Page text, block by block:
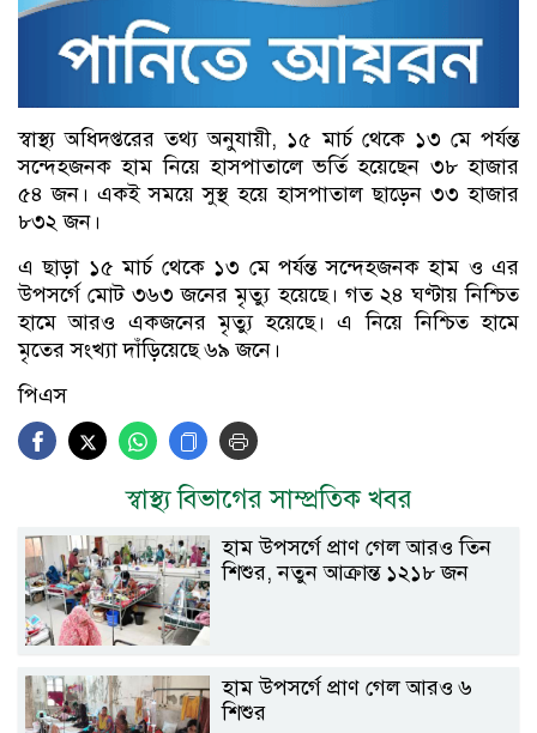
স্বাস্থ্য অধিদপ্তরের তথ্য অনুযায়ী, ১৫ মার্চ থেকে ১৩ মে পর্যন্ত
সন্দেহজনক হাম নিয়ে হাসপাতালে ভর্তি হয়েছেন ৩৮ হাজার
৫৪ জন। একই সময়ে সুস্থ হয়ে হাসপাতাল ছাড়েন ৩৩ হাজার
৮৩২ জন।
এ ছাড়া ১৫ মার্চ থেকে ১৩ মে পর্যন্ত সন্দেহজনক হাম ও এর
উপসর্গে মোট ৩৬৩ জনের মৃত্যু হয়েছে। গত ২৪ ঘণ্টায় নিশ্চিত
হামে আরও একজনের মৃত্যু হয়েছে। এ নিয়ে নিশ্চিত হামে
মৃতের সংখ্যা দাঁড়িয়েছে ৬৯ জনে।
পিএস
স্বাস্থ্য বিভাগের সাম্প্রতিক খবর
হাম উপসর্গে প্রাণ গেল আরও তিন
শিশুর, নতুন আক্রান্ত ১২১৮ জন
হাম উপসর্গে প্রাণ গেল আরও ৬
শিশুর